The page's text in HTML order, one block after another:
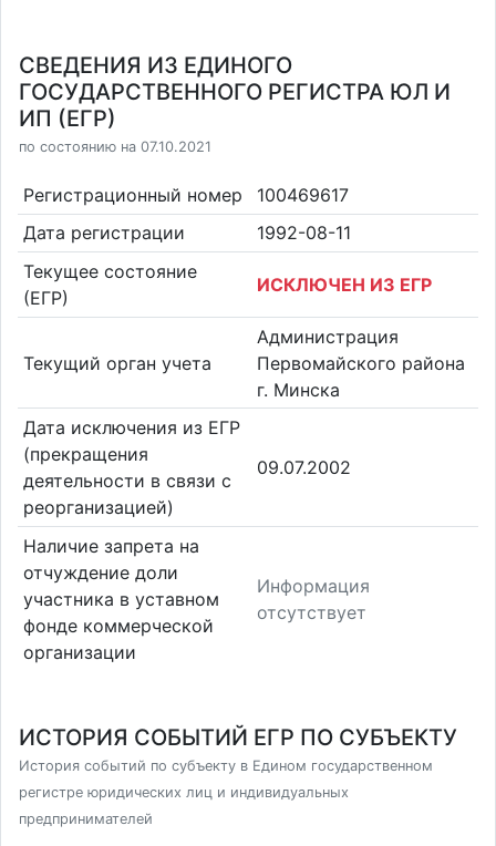
СВЕДЕНИЯ ИЗ ЕДИНОГО
ГОСУДАРСТВЕННОГО РЕГИСТРА ЮЛ И
ИП (ЕГР)
по состоянию на 07.10.2021
Регистрационный номер
100469617
Дата регистрации
1992-08-11
Текущее состояние
(ЕГР)
ИСКЛЮЧЕН ИЗ ЕГР
Текущий орган учета
Администрация
Первомайского района
г. Минска
Дата исключения из ЕГР
(прекращения
деятельности в связи с
реорганизацией)
09.07.2002
Наличие запрета на
отчуждение доли
участника в уставном
фонде коммерческой
организации
Информация
отсутствует
ИСТОРИЯ СОБЫТИЙ ЕГР ПО СУБЪЕКТУ
История событий по субъекту в Едином государственном
регистре юридических лиц и индивидуальных
предпринимателей